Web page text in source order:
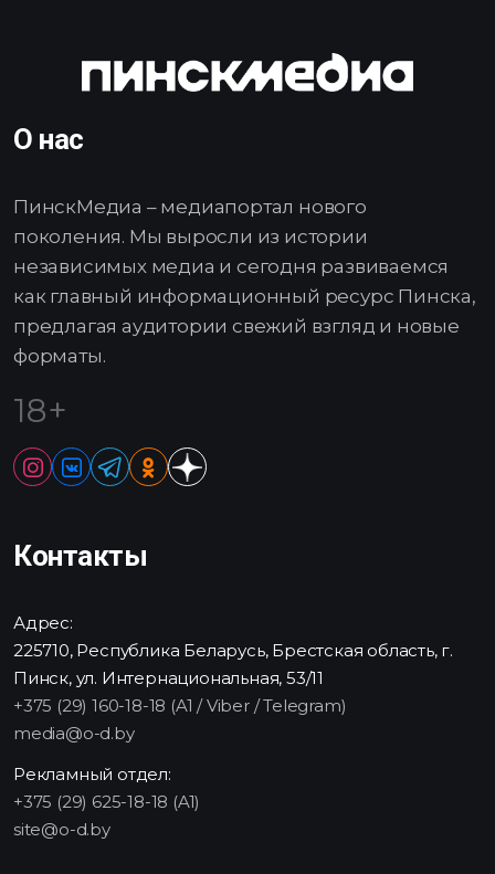
О нас
ПинскМедиа – медиапортал нового
поколения. Мы выросли из истории
независимых медиа и сегодня развиваемся
как главный информационный ресурс Пинска,
предлагая аудитории свежий взгляд и новые
форматы.
18+
Контакты
Адрес:
225710, Республика Беларусь, Брестская область, г.
Пинск, ул. Интернациональная, 53/11
+375 (29) 160-18-18 (A1 / Viber / Telegram)
media@o-d.by
Рекламный отдел:
+375 (29) 625-18-18 (A1)
site@o-d.by